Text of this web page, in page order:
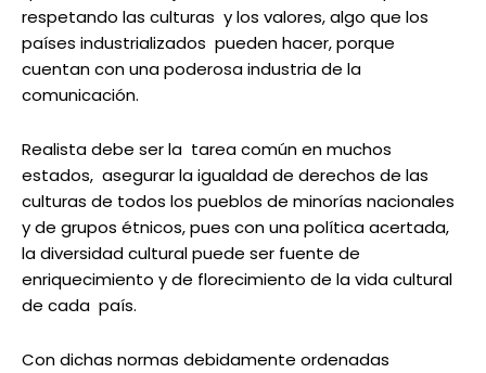
respetando las culturas y los valores, algo que los
países industrializados pueden hacer, porque
cuentan con una poderosa industria de la
comunicación.
Realista debe ser la tarea común en muchos
estados, asegurar la igualdad de derechos de las
culturas de todos los pueblos de minorías nacionales
y de grupos étnicos, pues con una política acertada,
la diversidad cultural puede ser fuente de
enriquecimiento y de florecimiento de la vida cultural
de cada país.
Con dichas normas debidamente ordenadas